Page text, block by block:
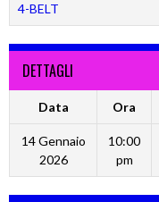
4-BELT
DETTAGLI
Data Ora
14 Gennaio
2026
10:00
pm